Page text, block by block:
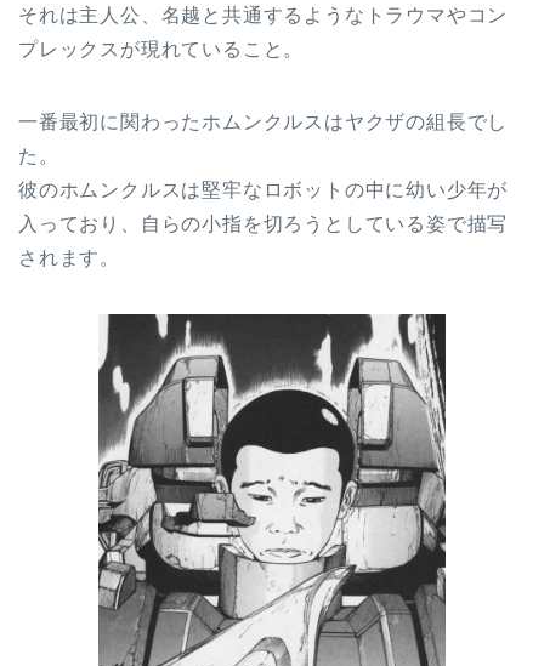
それは主人公、名越と共通するようなトラウマやコン
プレックスが現れていること。
一番最初に関わったホムンクルスはヤクザの組長でし
た。
彼のホムンクルスは堅牢なロボットの中に幼い少年が
入っており、自らの小指を切ろうとしている姿で描写
されます。